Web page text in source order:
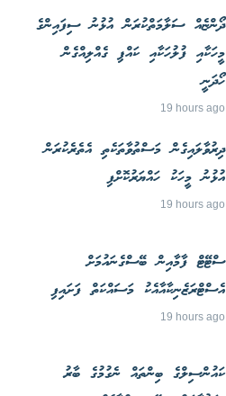
ދޯންޏެއް ސަލާމަތްކުރަން އުޅުނު ސިފައިންގެ
މީހަކާއި ފުލުހަކާއި ކައްޕި ގެއްލިއްގެން
ހޯދަނީ
19 hours ago
ދިރުވާލައިގެން މަސްތުވާތަކެތި އެތެރެކުރަން
އުޅުނު މީހަކު ހައްޔަރުކޮށްފި
19 hours ago
ސްޓޭޓް ފާމާއިން ބޭސްގެނައުމަށް
އެސްޓްރަޒެނިކާއާއެކު މަސައްކަތް ފަށައިފި
19 hours ago
ކައުންސިލްގެ ބިންތައް ނެގުމުގެ ބާރު